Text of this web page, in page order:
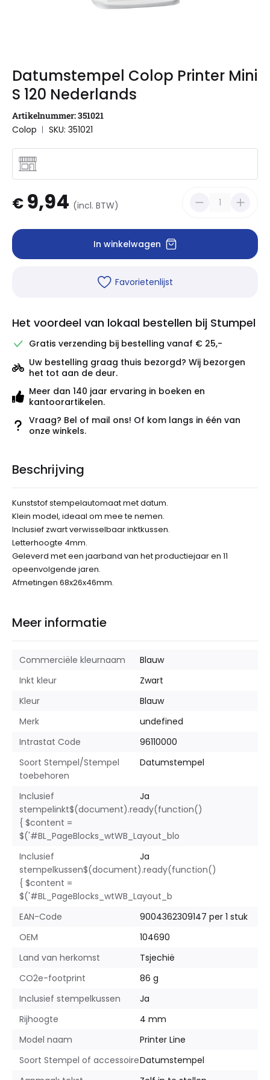
Datumstempel Colop Printer Mini
S 120 Nederlands
Artikelnummer: 351021
Colop SKU: 351021
€ 9,94 (incl. BTW)
In winkelwagen
Favorietenlijst
Het voordeel van lokaal bestellen bij Stumpel
Gratis verzending bij bestelling vanaf € 25,-
Uw bestelling graag thuis bezorgd? Wij bezorgen
het tot aan de deur.
Meer dan 140 jaar ervaring in boeken en
kantoorartikelen.
Vraag? Bel of mail ons! Of kom langs in één van
onze winkels.
Beschrijving
Kunststof stempelautomaat met datum.
Klein model, ideaal om mee te nemen.
Inclusief zwart verwisselbaar inktkussen.
Letterhoogte 4mm.
Geleverd met een jaarband van het productiejaar en 11
opeenvolgende jaren.
Afmetingen 68x26x46mm.
Meer informatie
Commerciële kleurnaam
Blauw
Inkt kleur
Zwart
Kleur
Blauw
Merk
undefined
Intrastat Code
96110000
Soort Stempel/Stempel
toebehoren
Datumstempel
Inclusief
stempelinkt$(document).ready(function()
{ $content =
$('#BL_PageBlocks_wtWB_Layout_blo
Ja
Inclusief
stempelkussen$(document).ready(function()
{ $content =
$('#BL_PageBlocks_wtWB_Layout_b
Ja
EAN-Code
9004362309147 per 1 stuk
OEM
104690
Land van herkomst
Tsjechië
CO2e-footprint
86 g
Inclusief stempelkussen
Ja
Rijhoogte
4 mm
Model naam
Printer Line
Soort Stempel of accessoireDatumstempel